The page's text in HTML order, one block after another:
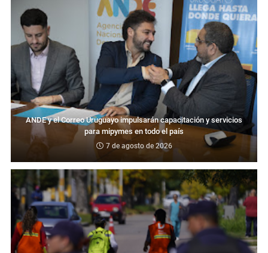
ANDE y el Correo Uruguayo impulsarán capacitación y servicios
para mipymes en todo el país
7 de agosto de 2026